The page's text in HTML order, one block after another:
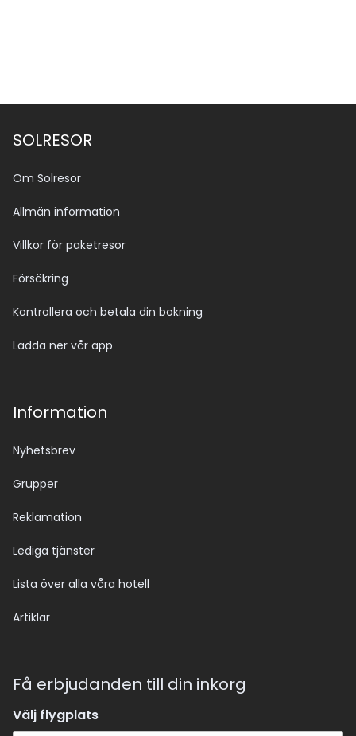
SOLRESOR
Om Solresor
Allmän information
Villkor för paketresor
Försäkring
Kontrollera och betala din bokning
Ladda ner vår app
Information
Nyhetsbrev
Grupper
Reklamation
Lediga tjänster
Lista över alla våra hotell
Artiklar
Få erbjudanden till din inkorg
Välj flygplats